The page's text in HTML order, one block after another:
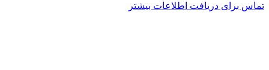
تماس برای دریافت اطلاعات بیشتر